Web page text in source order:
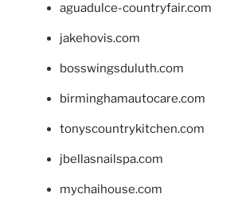
aguadulce-countryfair.com
jakehovis.com
bosswingsduluth.com
birminghamautocare.com
tonyscountrykitchen.com
jbellasnailspa.com
mychaihouse.com